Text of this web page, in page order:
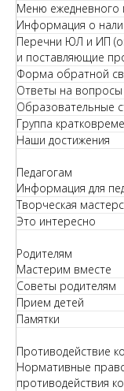
Меню ежедневного
Информация о
Перечни ЮЛ и ИП
и поставляющие
Форма обратной
Ответы на
Образовательные
Группа
Наши достижения
Педагогам
Информация для
Творческая
Это интересно
Родителям
Мастерим вместе
Советы родителям
Прием детей
Памятки
Противодействие
Нормативные
противодействия